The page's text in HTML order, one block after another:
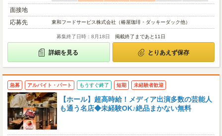
面接地
応募先
東和フードサービス株式会社（椿屋珈琲・ダッキーダック他）
募集終了日時：8月18日 掲載終了まであと11日
詳細を見る とりあえず保存
急募 アルバイト・パート もうすぐ終了 短期 未経験者歓迎
【ホール】超高時給！メディア出演多数の芸能人
も通う名店◆未経験OK♪絶品まかない無料